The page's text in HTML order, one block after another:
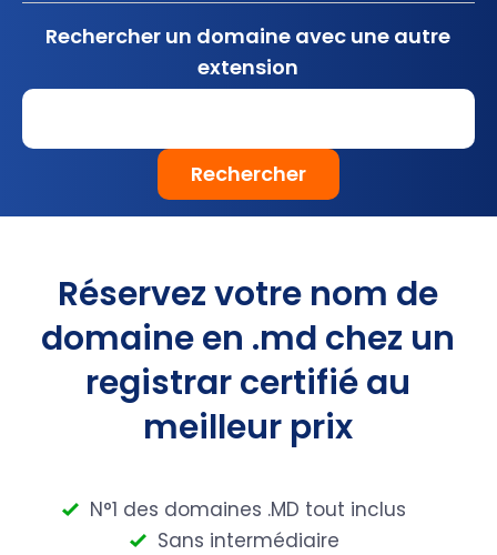
Rechercher un domaine avec une autre
extension
Rechercher
Réservez votre nom de
domaine en .md chez un
registrar certifié au
meilleur prix
N°1 des domaines .MD tout inclus
Sans intermédiaire